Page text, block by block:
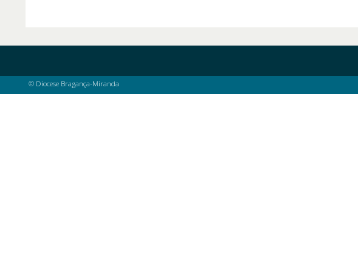
© Diocese Bragança-Miranda